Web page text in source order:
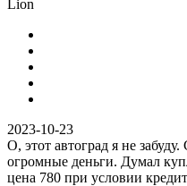
Lion
2023-10-23
О, этот автоград я не
огромные деньги. Думал
цена 780 при условии